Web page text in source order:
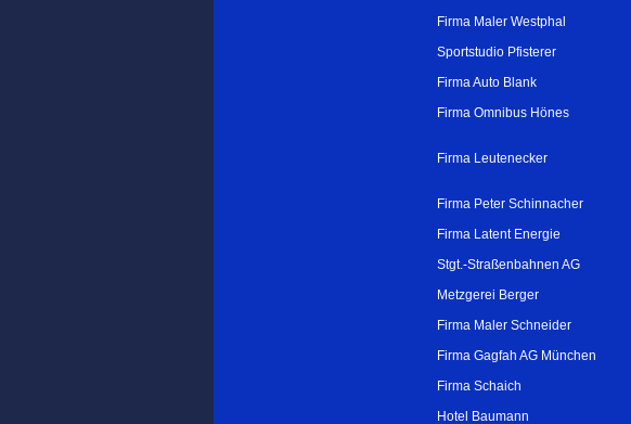
Firma Maler Westphal
Sportstudio Pfisterer
Firma Auto Blank
Firma Omnibus Hönes
Firma Leutenecker
Firma Peter Schinnacher
Firma Latent Energie
Stgt.-Straßenbahnen AG
Metzgerei Berger
Firma Maler Schneider
Firma Gagfah AG München
Firma Schaich
Hotel Baumann